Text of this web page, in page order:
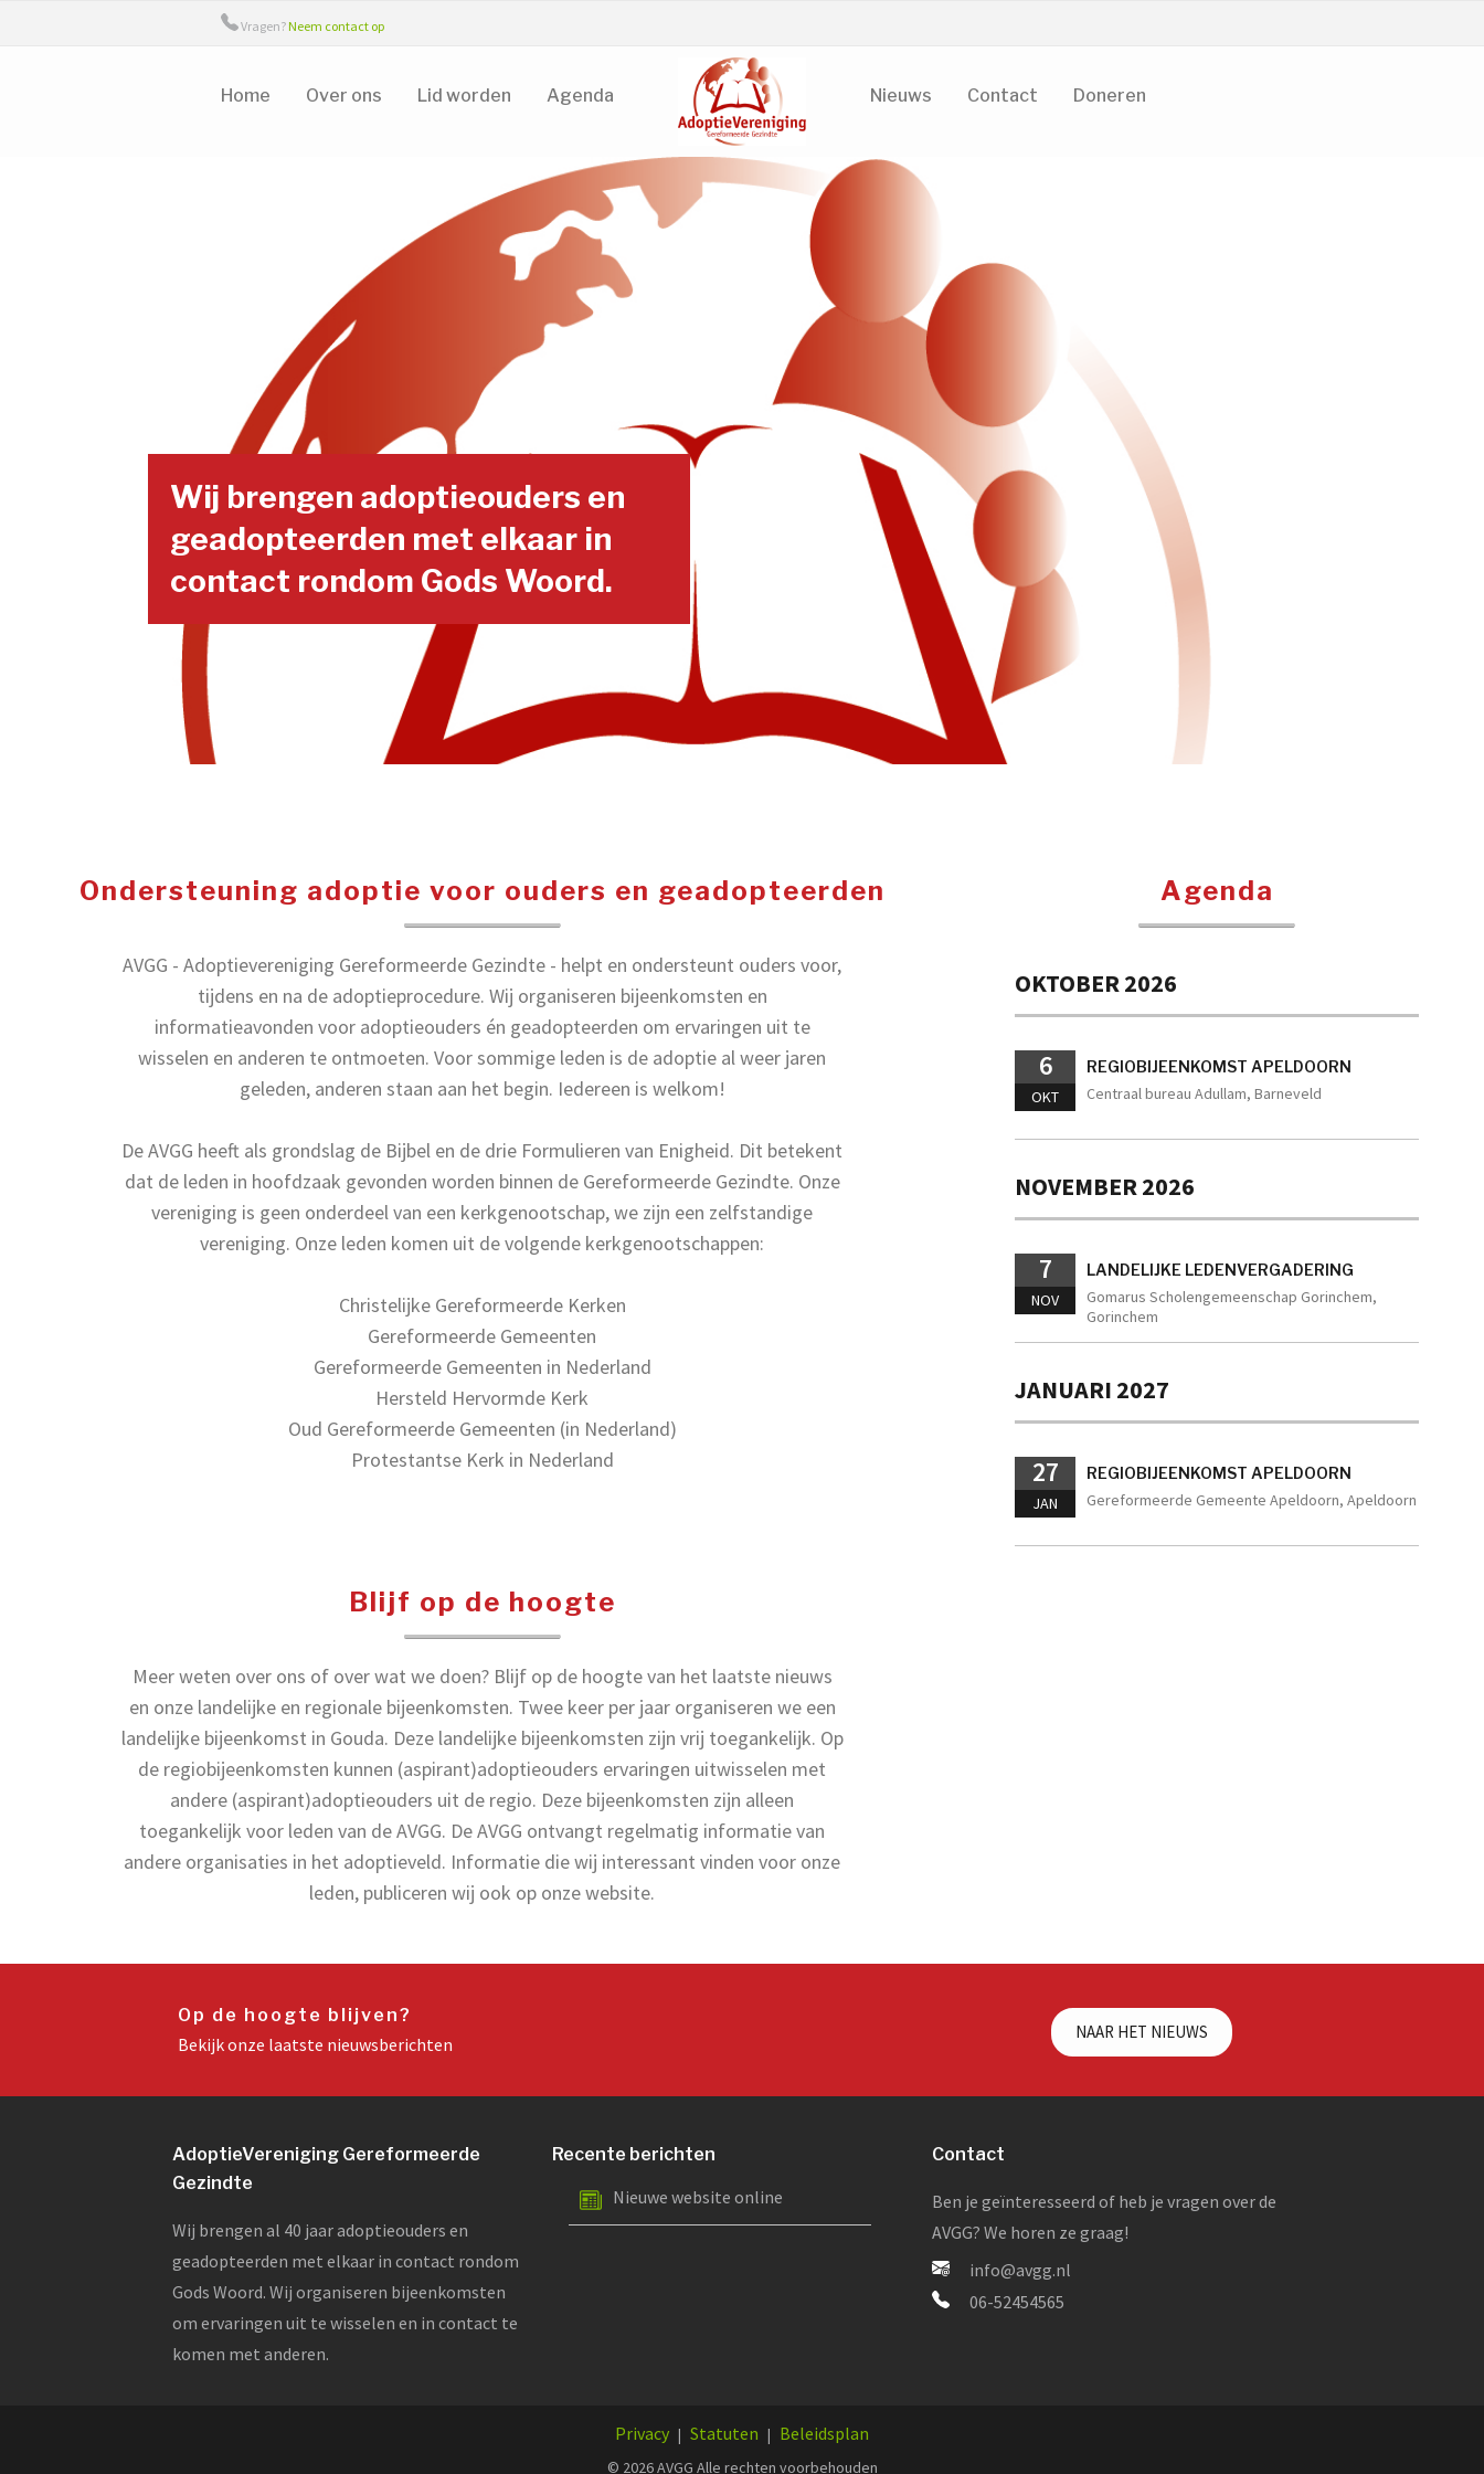
Vragen? Neem contact op
Home Over ons Lid worden Agenda Nieuws Contact Doneren
Wij brengen adoptieouders en
geadopteerden met elkaar in
contact rondom Gods Woord.
Ondersteuning adoptie voor ouders en geadopteerden
AVGG - Adoptievereniging Gereformeerde Gezindte - helpt en ondersteunt ouders voor,
tijdens en na de adoptieprocedure. Wij organiseren bijeenkomsten en
informatieavonden voor adoptieouders én geadopteerden om ervaringen uit te
wisselen en anderen te ontmoeten. Voor sommige leden is de adoptie al weer jaren
geleden, anderen staan aan het begin. Iedereen is welkom!
De AVGG heeft als grondslag de Bijbel en de drie Formu­lieren van Enigheid. Dit betekent
dat de leden in hoofd­zaak gevonden worden binnen de Gerefor­meerde Gezindte. Onze
vereniging is geen onderdeel van een kerkgenootschap, we zijn een zelfstandige
vereniging. Onze leden komen uit de volgende kerkgenootschappen:
Christelijke Gereformeerde Kerken
Gereformeerde Gemeenten
Gereformeerde Gemeenten in Nederland
Hersteld Hervormde Kerk
Oud Gereformeerde Gemeenten (in Nederland)
Protestantse Kerk in Nederland
Blijf op de hoogte
Meer weten over ons of over wat we doen? Blijf op de hoogte van het laatste nieuws
en onze landelijke en regionale bijeenkomsten. Twee keer per jaar organiseren we een
landelijke bijeenkomst in Gouda. Deze landelijke bijeenkomsten zijn vrij toegankelijk. Op
de regiobijeenkomsten kunnen (aspirant)adoptieouders ervaringen uitwisselen met
andere (aspirant)adoptieouders uit de regio. Deze bijeenkomsten zijn alleen
toegankelijk voor leden van de AVGG. De AVGG ontvangt regelmatig informatie van
andere organisaties in het adoptieveld. Informatie die wij interessant vinden voor onze
leden, publiceren wij ook op onze website.
Agenda
OKTOBER 2026
6
OKT
REGIOBIJEENKOMST APELDOORN
Centraal bureau Adullam, Barneveld
NOVEMBER 2026
7
NOV
LANDELIJKE LEDENVERGADERING
Gomarus Scholengemeenschap Gorinchem,
Gorinchem
JANUARI 2027
27
JAN
REGIOBIJEENKOMST APELDOORN
Gereformeerde Gemeente Apeldoorn, Apeldoorn
Op de hoogte blijven?
Bekijk onze laatste nieuwsberichten
NAAR HET NIEUWS
AdoptieVereniging Gereformeerde
Gezindte
Wij brengen al 40 jaar adoptieouders en
geadopteerden met elkaar in contact rondom
Gods Woord. Wij organiseren bijeenkomsten
om ervaringen uit te wisselen en in contact te
komen met anderen.
Recente berichten
Nieuwe website online
Contact
Ben je geïnteresseerd of heb je vragen over de
AVGG? We horen ze graag!
info@avgg.nl
06-52454565
Privacy | Statuten | Beleidsplan
© 2026 AVGG Alle rechten voorbehouden